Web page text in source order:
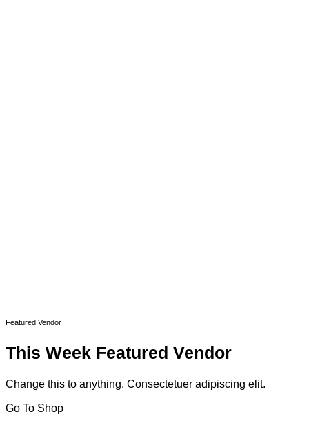
Featured Vendor
This Week Featured Vendor
Change this to anything. Consectetuer adipiscing elit.
Go To Shop